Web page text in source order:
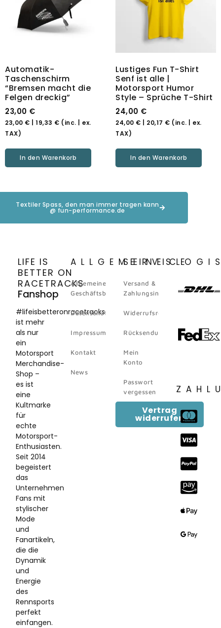
Automatik-
Taschenschirm
“Bremsen macht die
Felgen dreckig”
23,00 €
23,00 € 19,33 € (inc. | ex.
TAX)
In den Warenkorb
Lustiges Fun T-Shirt
Senf ist alle |
Motorsport Humor
Style – Sprüche T-Shirt
24,00 €
24,00 € 20,17 € (inc. | ex.
TAX)
In den Warenkorb
Textiler Spass, den man immer tragen kann
@ fun-performance.de
LIFE IS
BETTER ON
RACETRACKS
Fanshop
#lifeisbetteronracetracks
ist mehr
als nur
ein
Motorsport
Merchandise-
Shop –
es ist
eine
Kultmarke
für
echte
Motorsport-
Enthusiasten.
Seit 2014
begeistert
das
Unternehmen
Fans mit
stylischer
Mode
und
Fanartikeln,
die die
Dynamik
und
Energie
des
Rennsports
perfekt
einfangen.
ALLGEMEINES
Allgemeine
Geschäftsbedingungen
Datenschutz
Impressum
Kontakt
News
SERVICE
Versand &
Zahlungsinformation
Widerrufsrecht
Rücksendungen
Mein
Konto
Passwort
vergessen
Vertrag
widerrufen